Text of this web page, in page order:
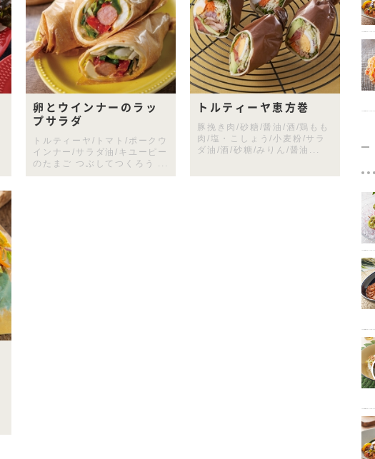
卵とウインナーのラッ
プサラダ
トルティーヤ/トマト/ポークウ
インナー/サラダ油/キユーピー
のたまご つぶしてつくろう ...
トルティーヤ恵方巻
豚挽き肉/砂糖/醤油/酒/鶏もも
肉/塩・こしょう/小麦粉/サラ
ダ油/酒/砂糖/みりん/醤油...